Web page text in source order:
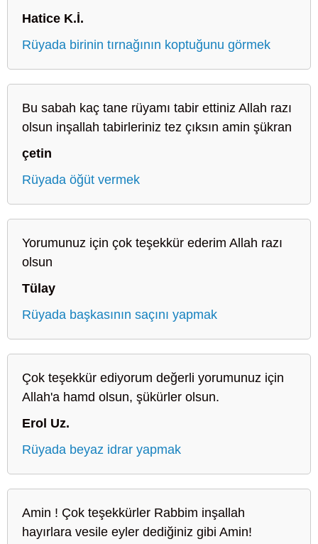
Hatice K.İ.
Rüyada birinin tırnağının koptuğunu görmek
Bu sabah kaç tane rüyamı tabir ettiniz Allah razı
olsun inşallah tabirleriniz tez çıksın amin şükran
çetin
Rüyada öğüt vermek
Yorumunuz için çok teşekkür ederim Allah razı
olsun
Tülay
Rüyada başkasının saçını yapmak
Çok teşekkür ediyorum değerli yorumunuz için
Allah'a hamd olsun, şükürler olsun.
Erol Uz.
Rüyada beyaz idrar yapmak
Amin ! Çok teşekkürler Rabbim inşallah
hayırlara vesile eyler dediğiniz gibi Amin!